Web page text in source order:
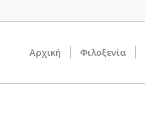
Αρχική Φιλοξενία